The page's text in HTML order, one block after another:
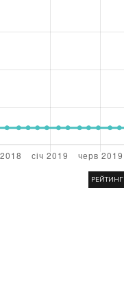
РЕЙТИНГ